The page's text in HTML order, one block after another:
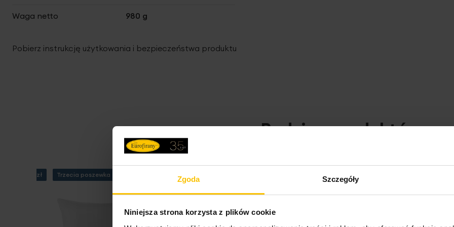
Zgoda Szczegóły
Niniejsza strona korzysta z plików cookie
Waga netto 980 g
Pobierz instrukcję użytkowania i bezpieczeństwa produktu
Rodzina produktów
min. 99 zł Trzecia poszewka -90% -20% przy zakupach za min. 99 zł -20% przy zakupach za min. 99 zł -20% przy